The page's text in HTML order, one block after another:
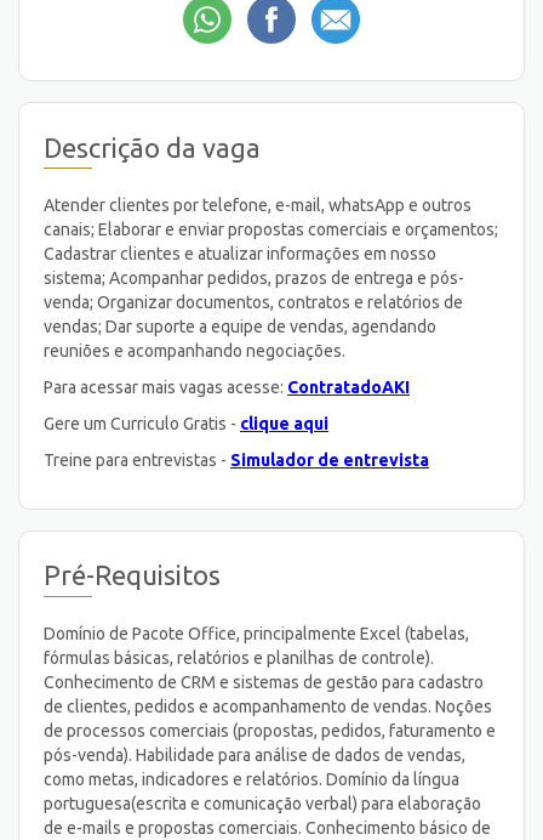
Descrição da vaga
Atender clientes por telefone, e-mail, whatsApp e outros
canais; Elaborar e enviar propostas comerciais e orçamentos;
Cadastrar clientes e atualizar informações em nosso
sistema; Acompanhar pedidos, prazos de entrega e pós-
venda; Organizar documentos, contratos e relatórios de
vendas; Dar suporte a equipe de vendas, agendando
reuniões e acompanhando negociações.
Para acessar mais vagas acesse: ContratadoAKI
Gere um Curriculo Gratis - clique aqui
Treine para entrevistas - Simulador de entrevista
Pré-Requisitos
Domínio de Pacote Office, principalmente Excel (tabelas,
fórmulas básicas, relatórios e planilhas de controle).
Conhecimento de CRM e sistemas de gestão para cadastro
de clientes, pedidos e acompanhamento de vendas. Noções
de processos comerciais (propostas, pedidos, faturamento e
pós-venda). Habilidade para análise de dados de vendas,
como metas, indicadores e relatórios. Domínio da língua
portuguesa(escrita e comunicação verbal) para elaboração
de e-mails e propostas comerciais. Conhecimento básico de